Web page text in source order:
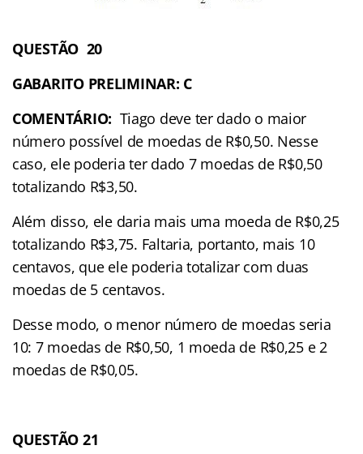
QUESTÃO 20
GABARITO PRELIMINAR: C
COMENTÁRIO: Tiago deve ter dado o maior
número possível de moedas de R$0,50. Nesse
caso, ele poderia ter dado 7 moedas de R$0,50
totalizando R$3,50.
Além disso, ele daria mais uma moeda de R$0,25
totalizando R$3,75. Faltaria, portanto, mais 10
centavos, que ele poderia totalizar com duas
moedas de 5 centavos.
Desse modo, o menor número de moedas seria
10: 7 moedas de R$0,50, 1 moeda de R$0,25 e 2
moedas de R$0,05.
QUESTÃO 21